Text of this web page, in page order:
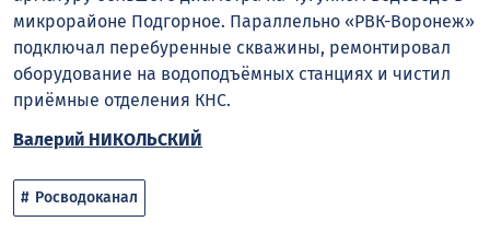
микрорайоне Подгорное. Параллельно «РВК-Воронеж»
подключал перебуренные скважины, ремонтировал
оборудование на водоподъёмных станциях и чистил
приёмные отделения КНС.
Валерий НИКОЛЬСКИЙ
Росводоканал